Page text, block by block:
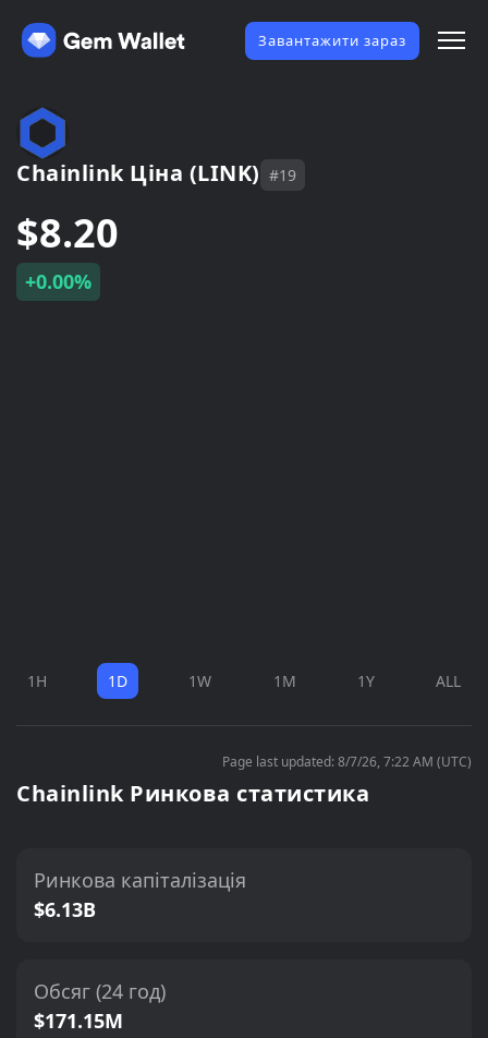
Завантажити зараз
Chainlink Ціна (LINK) #19
$8.20
+0.00%
1H 1D 1W 1M 1Y ALL
Page last updated: 8/7/26, 7:22 AM (UTC)
Chainlink Ринкова статистика
Ринкова капіталізація
$6.13B
Обсяг (24 год)
$171.15M